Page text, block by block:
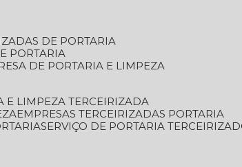
DE PORTARIA
PORTARIA
DE PORTARIA E LIMPEZA
E LIMPEZA TERCEIRIZADA
EMPRESAS TERCEIRIZADAS PORTARIA
SERVIÇO DE PORTARIA